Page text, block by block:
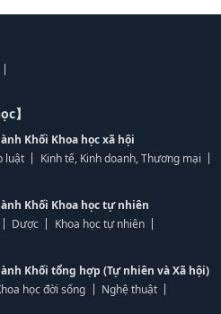
】
Khối Khoa học xã hội
luật
Kinh tế, Kinh doanh, Thương mại
Khối Khoa học tự nhiên
Dược
Khoa học tự nhiên
Khối tổng hợp (Tự nhiên và Xã hội)
học đời sống
Nghệ thuật